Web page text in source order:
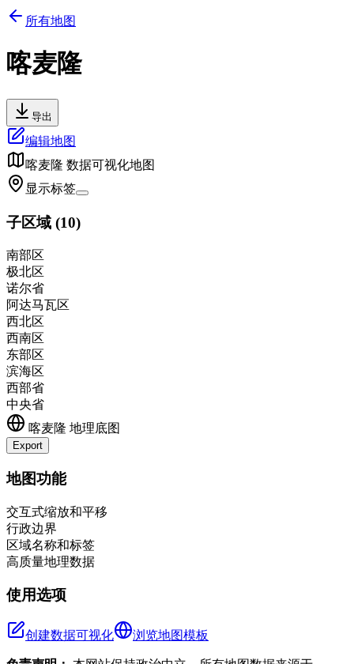
所有地图
喀麦隆
导出
编辑地图
喀麦隆 数据可视化地图
显示标签
子区域 (10)
南部区
极北区
诺尔省
阿达马瓦区
西北区
西南区
东部区
滨海区
西部省
中央省
喀麦隆 地理底图
Export
+
地图功能
交互式缩放和平移
行政边界
区域名称和标签
高质量地理数据
使用选项
创建数据可视化 浏览地图模板